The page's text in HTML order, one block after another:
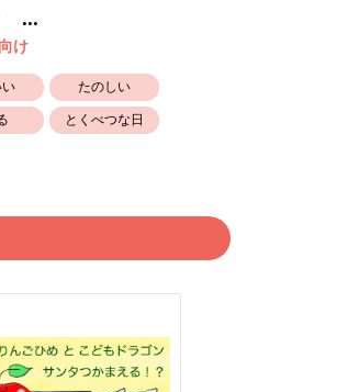
...
け
い たのしい
とくべつな日